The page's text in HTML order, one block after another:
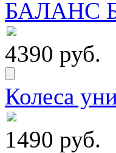
БАЛАНС
4390 руб.
Колеса
1490 руб.